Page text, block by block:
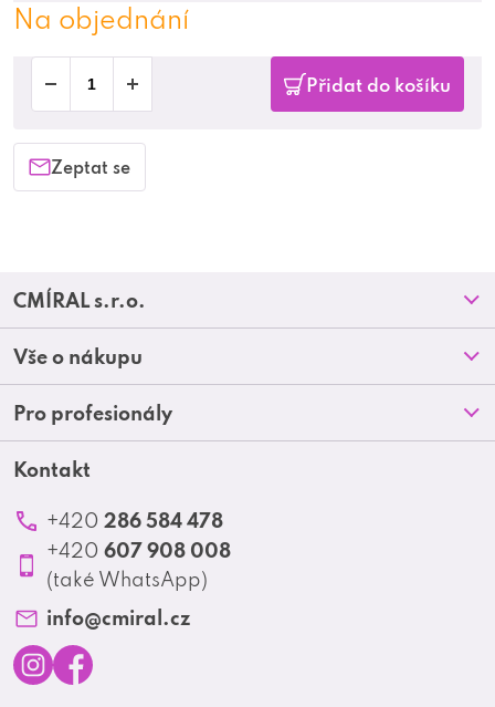
Na objednání
Přidat do košíku
Zeptat se
Z
á
p
a
CMÍRAL s.r.o.
Prodejny
O nás
Blog
Kontakt
Vše o nákupu
Doprava a platba
Obchodní podmínky
Reklamace a vrácení zboží
Ochrana osobních údajů
Pro profesionály
Akční letáky
Produktové katalogy
Profesionální spolupráce
Matrix Club
Kontakt
+420 286 584 478
+420 607 908 008
(také WhatsApp)
info@cmiral.cz